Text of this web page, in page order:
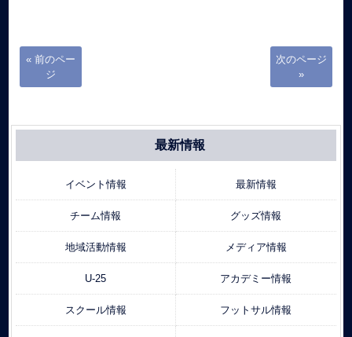
« 前のペー
ジ
次のページ
»
最新情報
イベント情報 最新情報
チーム情報 グッズ情報
地域活動情報 メディア情報
U-25 アカデミー情報
スクール情報 フットサル情報